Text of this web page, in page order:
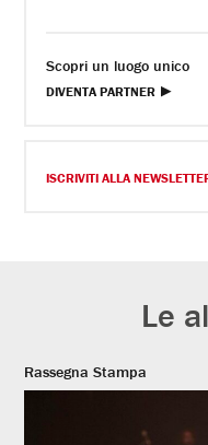
Scopri un luogo unico
DIVENTA PARTNER
ISCRIVITI ALLA
Le
Rassegna Stampa